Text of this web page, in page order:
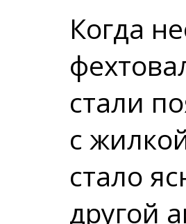
Когда
стали
с
стало
другой